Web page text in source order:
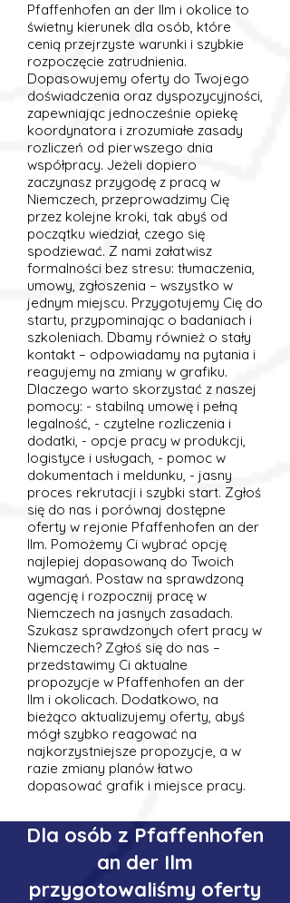
Pfaffenhofen an der Ilm i okolice to
świetny kierunek dla osób, które
cenią przejrzyste warunki i szybkie
rozpoczęcie zatrudnienia.
Dopasowujemy oferty do Twojego
doświadczenia oraz dyspozycyjności,
zapewniając jednocześnie opiekę
koordynatora i zrozumiałe zasady
rozliczeń od pierwszego dnia
współpracy. Jeżeli dopiero
zaczynasz przygodę z pracą w
Niemczech, przeprowadzimy Cię
przez kolejne kroki, tak abyś od
początku wiedział, czego się
spodziewać. Z nami załatwisz
formalności bez stresu: tłumaczenia,
umowy, zgłoszenia – wszystko w
jednym miejscu. Przygotujemy Cię do
startu, przypominając o badaniach i
szkoleniach. Dbamy również o stały
kontakt – odpowiadamy na pytania i
reagujemy na zmiany w grafiku.
Dlaczego warto skorzystać z naszej
pomocy: - stabilną umowę i pełną
legalność, - czytelne rozliczenia i
dodatki, - opcje pracy w produkcji,
logistyce i usługach, - pomoc w
dokumentach i meldunku, - jasny
proces rekrutacji i szybki start. Zgłoś
się do nas i porównaj dostępne
oferty w rejonie Pfaffenhofen an der
Ilm. Pomożemy Ci wybrać opcję
najlepiej dopasowaną do Twoich
wymagań. Postaw na sprawdzoną
agencję i rozpocznij pracę w
Niemczech na jasnych zasadach.
Szukasz sprawdzonych ofert pracy w
Niemczech? Zgłoś się do nas –
przedstawimy Ci aktualne
propozycje w Pfaffenhofen an der
Ilm i okolicach. Dodatkowo, na
bieżąco aktualizujemy oferty, abyś
mógł szybko reagować na
najkorzystniejsze propozycje, a w
razie zmiany planów łatwo
dopasować grafik i miejsce pracy.
Dla osób z Pfaffenhofen
an der Ilm
przygotowaliśmy oferty